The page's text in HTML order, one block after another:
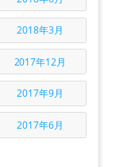
2018年3月
2017年12月
2017年9月
2017年6月